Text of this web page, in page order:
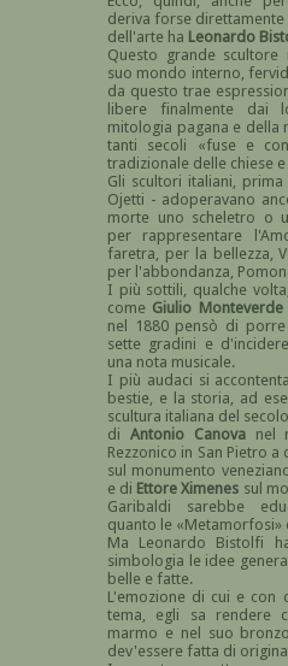
deriva forse
dell'arte ha Leonardo
Questo grande
suo mondo interno,
da questo trae
libere finalmente dai
mitologia pagana e della
tanti secoli «fuse e
tradizionale delle chiese
Gli scultori italiani,
Ojetti - adoperavano
morte uno scheletro o
per rappresentare
faretra, per la bellezza,
per l'abbondanza,
I più sottili, qualche
come Giulio Monteverde
nel 1880 pensò di
sette gradini e
una nota musicale.
I più audaci si
bestie, e la storia, ad
scultura italiana del
di Antonio Canovanel
Rezzonico in San Pietro a
sul monumento
e di Ettore Ximenes sul
Garibaldi sarebbe
quanto le «Metamorfosi»
Ma Leonardo Bistolfi
simbologia le idee
belle e fatte.
L'emozione di cui e con
tema, egli sa rendere
marmo e nel suo
dev'essere fatta di